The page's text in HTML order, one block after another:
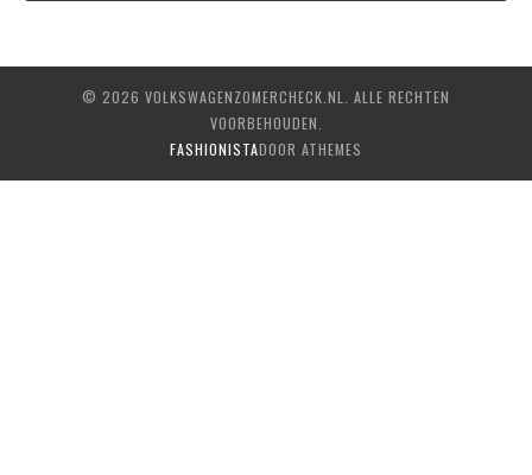
© 2026 VOLKSWAGENZOMERCHECK.NL. ALLE RECHTEN
VOORBEHOUDEN.
FASHIONISTADOOR ATHEMES